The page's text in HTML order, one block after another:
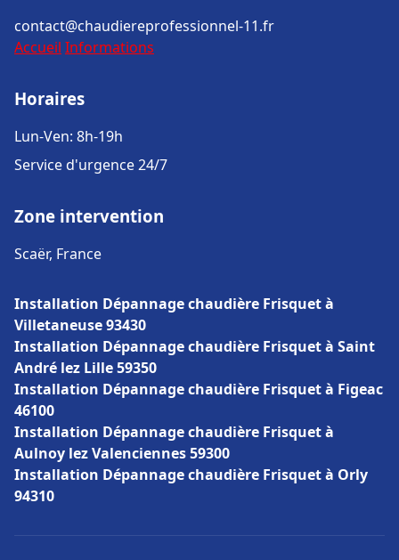
contact@chaudiereprofessionnel-11.fr
Accueil Informations
Horaires
Lun-Ven: 8h-19h
Service d'urgence 24/7
Zone intervention
Scaër, France
Installation Dépannage chaudière Frisquet à
Villetaneuse 93430
Installation Dépannage chaudière Frisquet à Saint
André lez Lille 59350
Installation Dépannage chaudière Frisquet à Figeac
46100
Installation Dépannage chaudière Frisquet à
Aulnoy lez Valenciennes 59300
Installation Dépannage chaudière Frisquet à Orly
94310